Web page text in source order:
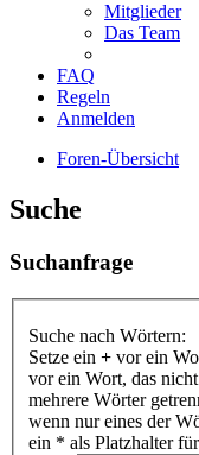
Mitglieder
Das Team
FAQ
Regeln
Anmelden
Foren-Übersicht
Suche
Suchanfrage
Suche nach Wörtern:
Setze ein + vor ein
vor ein Wort, das
mehrere Wörter
wenn nur eines der
ein * als Platzhalter